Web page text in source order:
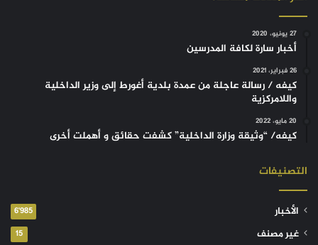
27 يونيو، 2020
أخبار سارة لكافة المدرسين
26 فبراير، 2021
كيفه / رسالة عاجلة من عمدة بلدية أغورط إلى وزير الداخلية
واللامركزية
20 مايو، 2022
كيفه/ “وثيقة وزارة الداخلية” كشفت حقائق و أهملت أخرى
التصنيفات
الأخبار 6٬985
غير مصنف 15